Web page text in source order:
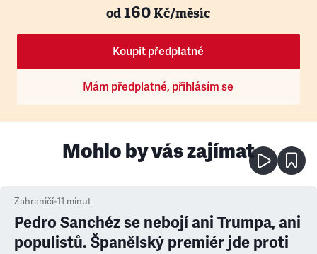
od160Kč/měsíc
Koupit předplatné
Mám předplatné, přihlásím se
Mohlo by vás zajímat
Zahraničí•11 minut
Pedro Sanchéz se nebojí ani Trumpa, ani
populistů. Španělský premiér jde proti